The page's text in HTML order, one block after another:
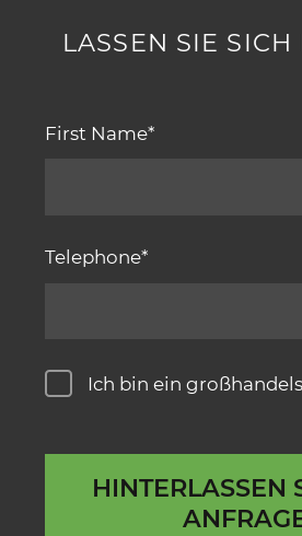
LASSEN SIE SICH
First Name
Telephone
Ich bin ein
HINTERLASSEN